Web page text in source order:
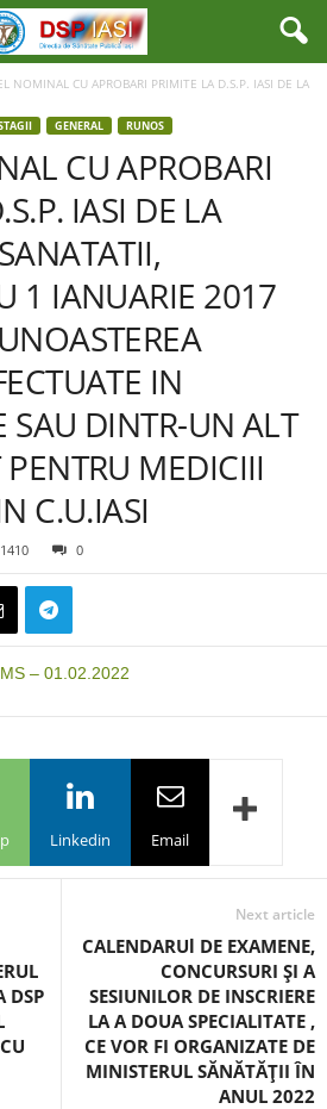
NOMINAL CU APROBARI PRIMITE LA D.S.P. IASI DE LA
GENERAL RUNOS
CU APROBARI
IASI DE LA
1 IANUARIE 2017
IN
SAU DINTR-UN ALT
MEDICIII
C.U.IASI
1410 0
– 01.02.2022
Linkedin Email
DSP
Next article
CALENDARUl DE EXAMENE,
CONCURSURI ŞI A
SESIUNILOR DE INSCRIERE
LA A DOUA SPECIALITATE ,
CE VOR FI ORGANIZATE DE
MINISTERUL SĂNĂTĂŢII ÎN
ANUL 2022